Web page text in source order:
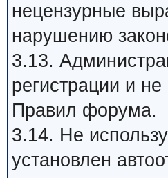
нецензурные
нарушению
3.13.
регистрации и
Правил форума.
3.14. Не
установлен